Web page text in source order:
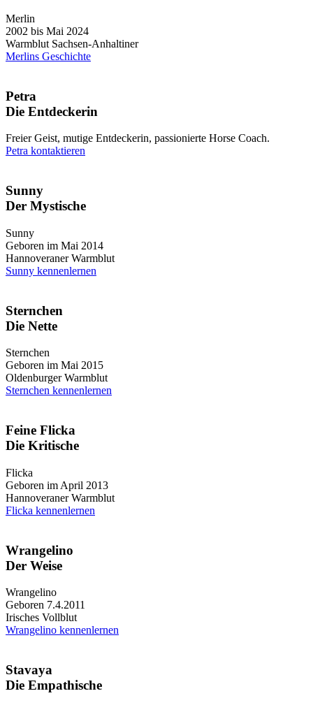
Merlin
2002 bis Mai 2024
Warmblut Sachsen-Anhaltiner
Merlins Geschichte
Petra
Die Entdeckerin
Freier Geist, mutige Entdeckerin, passionierte Horse Coach.
Petra kontaktieren
Sunny
Der Mystische
Sunny
Geboren im Mai 2014
Hannoveraner Warmblut
Sunny kennenlernen
Sternchen
Die Nette
Sternchen
Geboren im Mai 2015
Oldenburger Warmblut
Sternchen kennenlernen
Feine Flicka
Die Kritische
Flicka
Geboren im April 2013
Hannoveraner Warmblut
Flicka kennenlernen
Wrangelino
Der Weise
Wrangelino
Geboren 7.4.2011
Irisches Vollblut
Wrangelino kennenlernen
Stavaya
Die Empathische